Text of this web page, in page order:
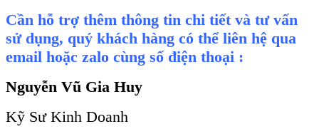
Cần hỗ trợ thêm thông tin chi tiết và tư vấn
sử dụng, quý khách hàng có thể liên hệ qua
email hoặc zalo cùng số điện thoại :
Nguyễn Vũ Gia Huy
Kỹ Sư Kinh Doanh